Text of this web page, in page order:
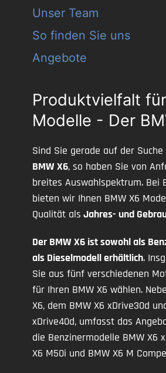
Unser Team
So finden Sie uns
Angebote
Produktvielfalt
Modelle - Der
Sind Sie gerade auf der
BMW X6, so haben Sie von
breites Auswahlspektrum. Bei
bieten wir Ihnen BMW X6
Qualität als Jahres- und
Der BMW X6 ist sowohl als
als Dieselmodell erhältlich.
Sie aus fünf verschiedenen
für Ihren BMW X6 wählen.
X6, dem BMW X6 xDrive30d
xDrive40d, umfasst das
die Benzinermodelle BMW X6
X6 M50i und BMW X6 M